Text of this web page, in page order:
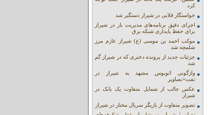
کرد
خواستگار قلابی در شیراز دستگیر شد
اجرای دقیق برنامه‌های مدیریت بار در شیراز
برای حفظ پایداری شبکه برق
موکب احمد بن موسی (ع) شیراز عازم مرز
شلمچه شد
جزئیات جدید از پرونده دختری که در شیراز گم
شد
واژگونی اتوبوس مشهد به شیراز در
تفت+تصاویر
عکس جالب از شمایل متفاوت یک بانک در
شیراز
تصویر متفاوت از بازیگر سریال مختار در شیراز